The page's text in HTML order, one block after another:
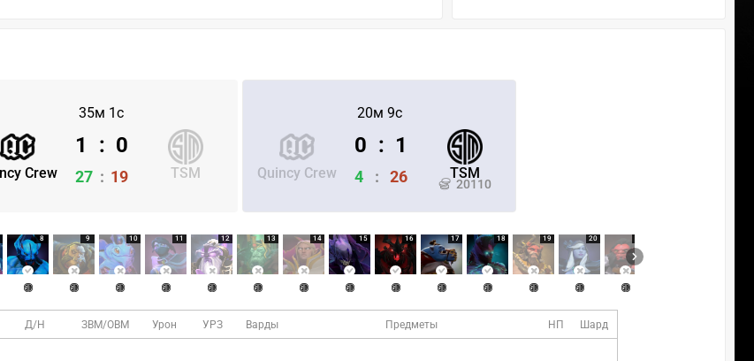
35м 1с
Crew TSM
1 : 0
27 : 19
20м 9с
Quincy Crew TSM
20110
0 : 1
4 : 26
8 9 10 11 12 13 14 15 16 17 18 19 20
Д/Н ЗВМ/ОВМ Урон УРЗ Варды Предметы НП Шард